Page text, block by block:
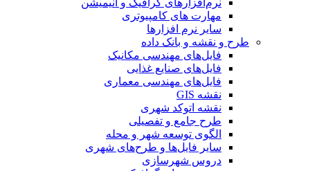
مهارت های کامپیوتری
سایر نرم افزارها
طرح و نقشه و بانک داده
فایل‌های مهندسی مکانیک
فایل‌های صنایع غذایی
فایل‌های مهندسی معماری
نقشه GIS
نقشه اتوکد شهری
طرح جامع و تفصیلی
الگوی توسعه شهر و محله
سایر فایل‌ها و طرح‌های شهری
دروس شهرسازی